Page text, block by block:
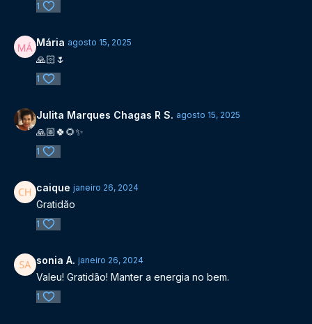
1
Mária agosto 15, 2025
🙏🏻🌷
1
Julita Marques Chagas R S. agosto 15, 2025
🙏🏼🍀🌻✨
1
caique janeiro 26, 2024
Gratidão
1
sonia A. janeiro 26, 2024
Valeu! Gratidão! Manter a energia no bem.
1